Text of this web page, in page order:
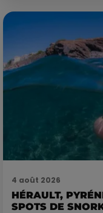
4 août 2026
HÉRAULT,
SPOTS DE